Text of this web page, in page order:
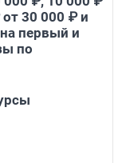
30 000 ₽ и
первый и
по